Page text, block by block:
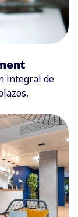
integral de